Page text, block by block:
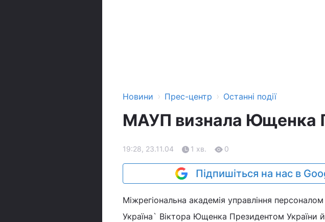
Новини › Прес-центр › Останні події
МАУП визнала Ющенка
19:28, 23.11.04 1 хв. 0
Підпишіться на нас в
Міжрегіональна академія управління
Україна` Віктора Ющенка Президентом України